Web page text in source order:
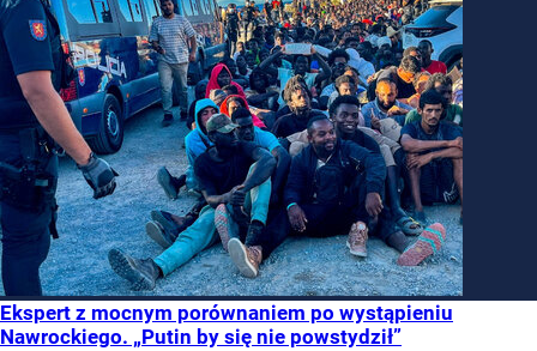
Ekspert z mocnym porównaniem po wystąpieniu
Nawrockiego. „Putin by się nie powstydził”